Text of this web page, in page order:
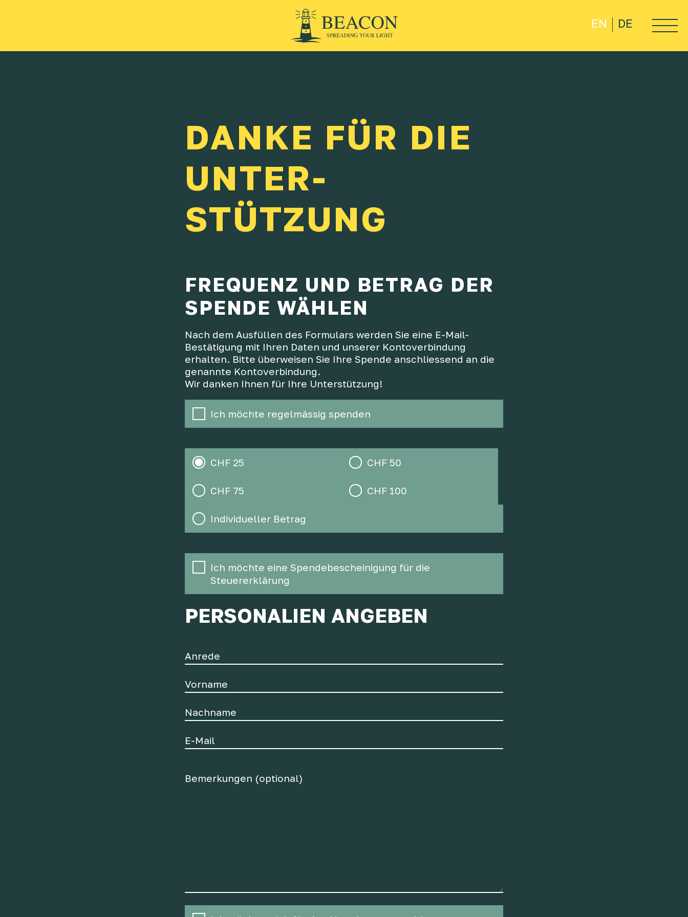
EN DE
DANKE FÜR DIE
UNTER­
STÜTZUNG
FREQUENZ UND BETRAG DER
SPENDE WÄHLEN
Nach dem Ausfüllen des Formulars werden Sie eine E-Mail-
Bestätigung mit Ihren Daten und unserer Kontoverbindung
erhalten. Bitte überweisen Sie Ihre Spende anschliessend an die
genannte Kontoverbindung.
Wir danken Ihnen für Ihre Unterstützung!
Ich möchte regelmässig spenden
CHF 25 CHF 50
CHF 75 CHF 100
Individueller Betrag
Ich möchte eine Spendebescheinigung für die
Steuererklärung
PERSONALIEN ANGEBEN